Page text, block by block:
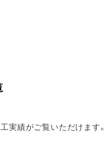
実績がご覧いただけます。